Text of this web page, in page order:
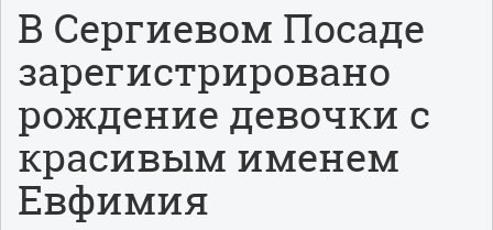
В Сергиевом Посаде
зарегистрировано
рождение девочки с
красивым именем
Евфимия